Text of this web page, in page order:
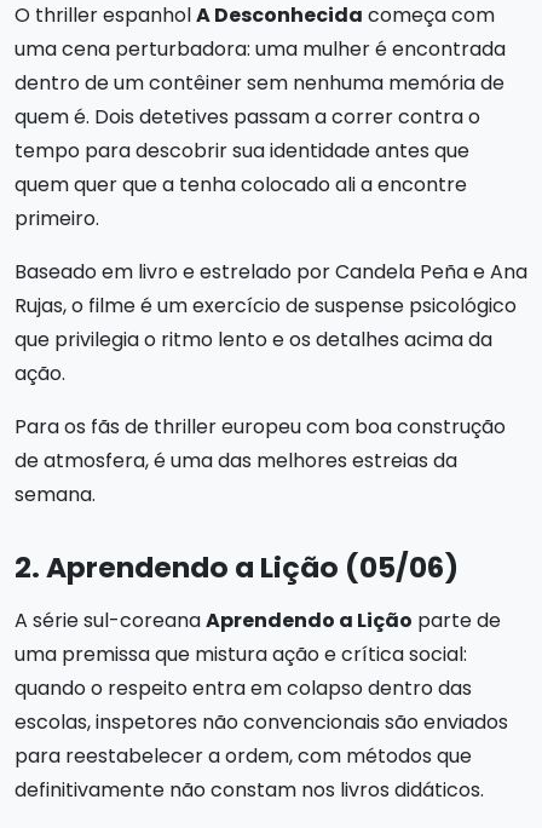
O thriller espanholA Desconhecida começa com
uma cena perturbadora: uma mulher é encontrada
dentro de um contêiner sem nenhuma memória de
quem é. Dois detetives passam a correr contra o
tempo para descobrir sua identidade antes que
quem quer que a tenha colocado ali a encontre
primeiro.
Baseado em livro e estrelado por Candela Peña e Ana
Rujas, o filme é um exercício de suspense psicológico
que privilegia o ritmo lento e os detalhes acima da
ação.
Para os fãs de thriller europeu com boa construção
de atmosfera, é uma das melhores estreias da
semana.
2. Aprendendo a Lição (05/06)
A série sul-coreanaAprendendo a Lição parte de
uma premissa que mistura ação e crítica social:
quando o respeito entra em colapso dentro das
escolas, inspetores não convencionais são enviados
para reestabelecer a ordem, com métodos que
definitivamente não constam nos livros didáticos.